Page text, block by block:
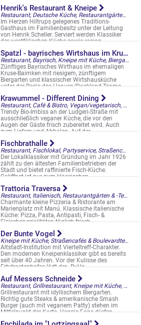
Henrik's Restaurant & Kneipe
Restaurant, Deutsche Küche, Restaurantgärten & -Terrassen
Im Herzen Hiltrups gelegenes Traditions-
Gasthaus im Familienbesitz unter der Leitung
von Henrik Scheller. Serviert werden Klassiker
der westfälischen Küche sowie region ...
Spatzl - bayrisches Wirtshaus im Kruse-Baimken
Restaurant, Bayrisch, Kneipe mit Küche, Biergarten
Zünftiges Bayrisches Wirthaus im ehemaligen
Kruse-Baimken mit riesigem, zünftigem
Biergarten und klassischer Wirtshausküche
unter der Regie des Heaven/Dockland-Teams ...
Krawummel - Different Dining
Restaurant, Café & Bistro, Vegan/vegetarisch, Casual Fast Dining, Bowls, Straßencafés & Boulevardterrassen
Trendy Bio-Imbiss an der Ludgeri-Straße mit
ausschließlich veganer Küche, die vor den
Augen der Gäste frisch zubereitet wird. Auch
zum Liefern und Abholen. Auf der ...
Fischbrathalle
Restaurant, Fischlokal, Partyservice, Straßencafés & Boulevardterrassen
Der Lokalklassiker mit Gründung im Jahr 1926
zählt zu den ältesten Familienbetrieben der
Stadt und bietet raffinierte Fisch-Küche.
Geöffnet ist nur zum klassischen ...
Trattoria Traversa
Restaurant, Italienisch, Restaurantgärten & -Terrassen
Charmante kleine Pizzeria & Ristorante am
Marienplatz mit Manú. Klassische italienische
Küche: Pizza, Pasta, Antipasti, Fisch- &
Fleischspezialitäten täglich frisch ...
Der Bunte Vogel
Kneipe mit Küche, Straßencafés & Boulevardterrassen, Sportsbars
Altstadt-Institution mit Vierteltreff-Charakter.
Den modernen Kneipenklassiker gibt es bereits
seit über 40 Jahren. Vor der Kulisse des
Erbdrostenhofes lädt der „BuVo ...
Auf Messers Schneide
Restaurant, Grillrestaurant, Kneipe mit Küche, Biergarten, Restaurantgärten & -Terrassen
Grillrestaurant mit idyllischem Biergarten.
Richtig gute Steaks & amerikanische Smash
Burger (auch mit veganem Patty) stehen im
Mittelpunkt der Karte. Veggie-Fans dürfen ...